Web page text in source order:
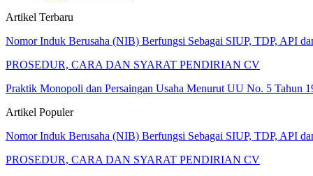
Artikel Terbaru
Nomor Induk Berusaha (NIB) Berfungsi Sebagai SIUP, TDP, API
PROSEDUR, CARA DAN SYARAT PENDIRIAN CV
Praktik Monopoli dan Persaingan Usaha Menurut UU No. 5 Tahun
Artikel Populer
Nomor Induk Berusaha (NIB) Berfungsi Sebagai SIUP, TDP, API
PROSEDUR, CARA DAN SYARAT PENDIRIAN CV